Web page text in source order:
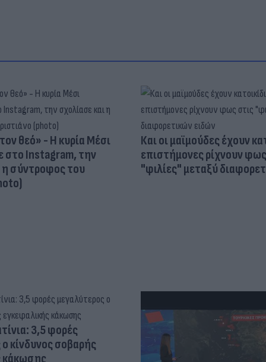
θεό» - Η κυρία Μέσι
στο Instagram, την
η σύντροφος του
Και οι μαϊμούδες έχουν
επιστήμονες ρίχνουν
"φιλίες" μεταξύ
3,5 φορές
κίνδυνος σοβαρής